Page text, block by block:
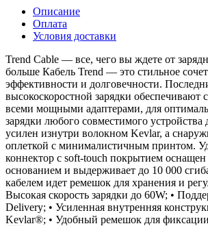
Описание
Оплата
Условия доставки
Trend Cable — все, чего вы ждете от
больше Кабель Trend — это стильное
эффективности и долговечности.
высокоскоростной зарядки обеспечивают
всеми мощными адаптерами, для
зарядки любого совместимого устройства
усилен изнутри волокном Kevlar, а
оплеткой с минималистичным принтом.
коннектор с soft-touch покрытием
основанием и выдерживает до 10 000
кабелем идет ремешок для хранения и
Высокая скорость зарядки до 60W; •
Delivery; • Усиленная внутренняя
Kevlar®; • Удобный ремешок для